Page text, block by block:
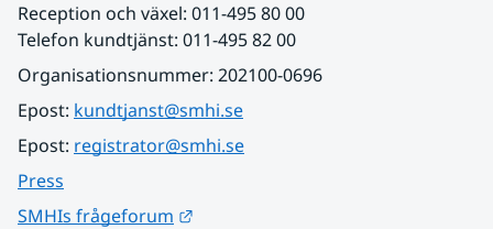
Reception och växel: 011-495 80 00
Telefon kundtjänst: 011-495 82 00
Organisationsnummer: 202100-0696
Epost: kundtjanst@smhi.se
Epost: registrator@smhi.se
Press
SMHIs frågeforum